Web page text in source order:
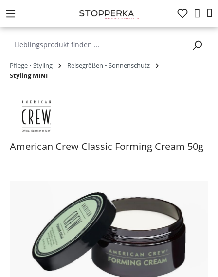
springen
Pflege • Styling
Reisegrößen • Sonnenschutz
Styling MINI
American Crew Classic Forming Cream 50g